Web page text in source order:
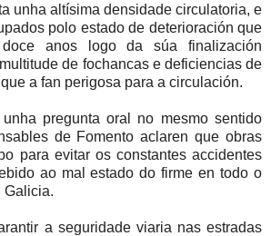
unha altísima densidade circulatoria, e
polo estado de deterioración que
anos logo da súa finalización
de fochancas e deficiencias de
a fan perigosa para a circulación.
pregunta oral no mesmo sentido
de Fomento aclaren que obras
para evitar os constantes accidentes
ao mal estado do firme en todo o
Galicia.
a seguridade viaria nas estradas